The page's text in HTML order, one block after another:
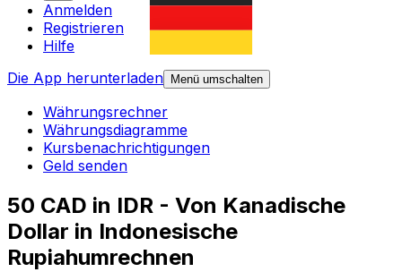
Anmelden
Registrieren
Hilfe
Die App herunterladen
Menü umschalten
Währungsrechner
Währungsdiagramme
Kursbenachrichtigungen
Geld senden
50 CAD in IDR - Von Kanadische
Dollar in Indonesische
Rupiahumrechnen